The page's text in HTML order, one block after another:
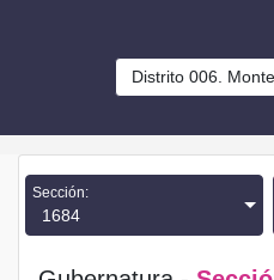
Distrito 006.
Sección:
1684